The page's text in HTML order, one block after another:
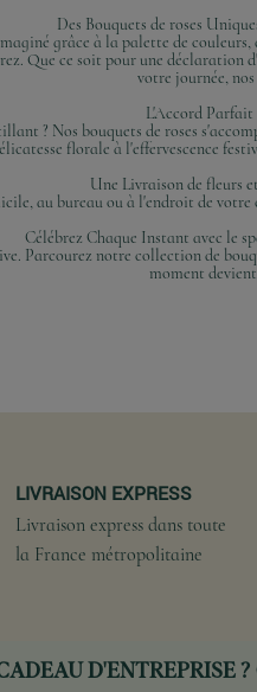
Des Bouquets de roses
grâce à la palette de
Que ce soit pour une
votre journée,
L'Accord Parfait
? Nos bouquets de roses
florale à l'effervescence
Une Livraison de fleurs
au bureau ou à l'endroit de
Célébrez Chaque Instant avec le
Parcourez notre collection de
moment
LIVRAISON EXPRESS
Livraison express dans toute
la France métropolitaine
D'ENTREPRISE ?